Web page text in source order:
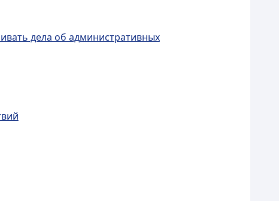
дела об административных